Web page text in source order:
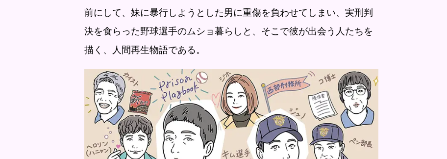
前にして、妹に暴行しようとした男に重傷を負わせてしまい、実刑判
決を食らった野球選手のムショ暮らしと、そこで彼が出会う人たちを
描く、人間再生物語である。